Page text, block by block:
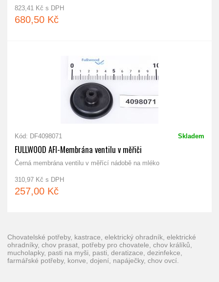
823,41 Kč s DPH
680,50 Kč
Kód: DF4098071 Skladem
FULLWOOD AFI-Membrána ventilu v měřiči
Černá membrána ventilu v měřící nádobě na mléko
310,97 Kč s DPH
257,00 Kč
chovatelské potřeby, kastrace, elektrický ohradník, elektrické
ohradníky, chov prasat, potřeby pro chovatele, chov králíků,
mucholapky, pasti na myši, pasti, deratizace, dezinfekce,
farmářské potřeby, konve, dojení, napáječky, chov ovcí.